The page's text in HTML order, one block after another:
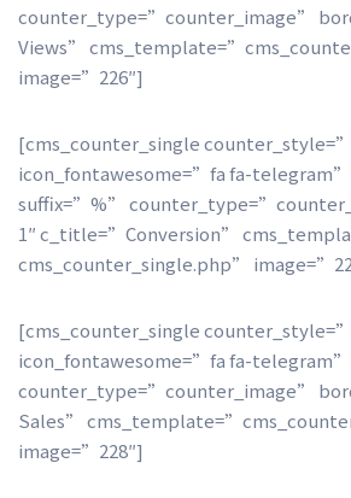
counter_type=”counter_image”
Views”
image=”226″]
[cms_counter_single
icon_fontawesome=”fa fa-
uffix=”%”
1″ c_title=”Conversion”
cms_counter_single.php”
[cms_counter_single
icon_fontawesome=”fa fa-
counter_type=”counter_image”
Sales”
image=”228″]